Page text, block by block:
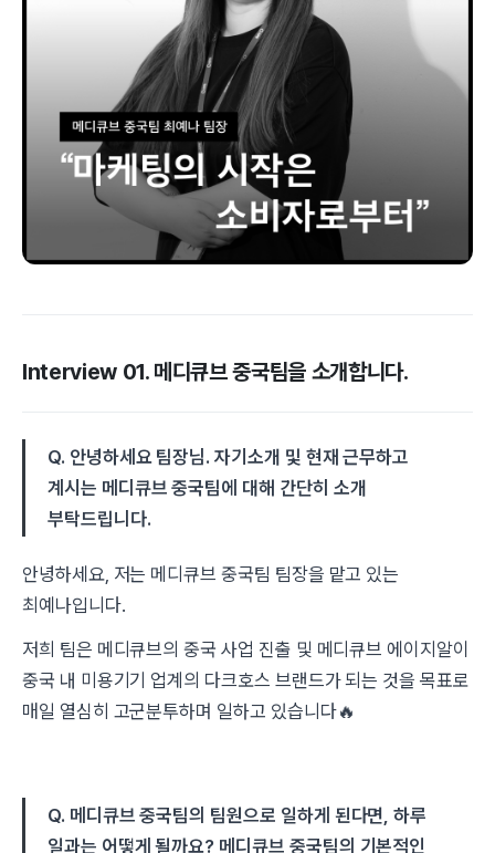
Interview 01. 메디큐브 중국팀을 소개합니다.
Q. 안녕하세요 팀장님. 자기소개 및 현재 근무하고
계시는 메디큐브 중국팀에 대해 간단히 소개
부탁드립니다.
안녕하세요, 저는 메디큐브 중국팀 팀장을 맡고 있는
최예나입니다.
저희 팀은 메디큐브의 중국 사업 진출 및 메디큐브 에이지알이
중국 내 미용기기 업계의 다크호스 브랜드가 되는 것을 목표로
매일 열심히 고군분투하며 일하고 있습니다🔥
Q. 메디큐브 중국팀의 팀원으로 일하게 된다면, 하루
일과는 어떻게 될까요? 메디큐브 중국팀의 기본적인